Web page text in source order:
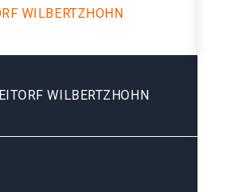
WILBERTZHOHN
WILBERTZHOHN